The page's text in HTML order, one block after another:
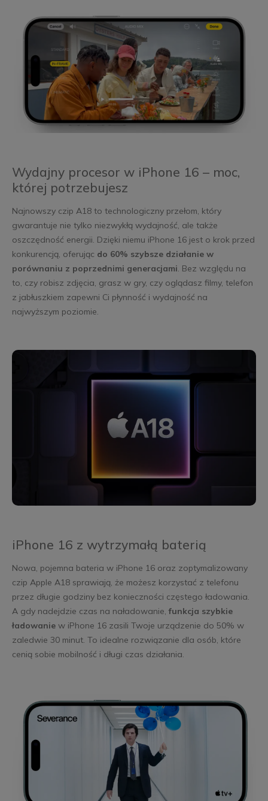
Wydajny procesor w iPhone 16 – moc,
której potrzebujesz
Najnowszy czip A18 to technologiczny przełom, który
gwarantuje nie tylko niezwykłą wydajność, ale także
oszczędność energii. Dzięki niemu iPhone 16 jest o krok przed
konkurencją, oferując do 60% szybsze działanie w
porównaniu z poprzednimi generacjami. Bez względu na
to, czy robisz zdjęcia, grasz w gry, czy oglądasz filmy, telefon
z jabłuszkiem zapewni Ci płynność i wydajność na
najwyższym poziomie.
iPhone 16 z wytrzymałą baterią
Nowa, pojemna bateria w iPhone 16 oraz zoptymalizowany
czip Apple A18 sprawiają, że możesz korzystać z telefonu
przez długie godziny bez konieczności częstego ładowania.
A gdy nadejdzie czas na naładowanie, funkcja szybkie
ładowaniew iPhone 16 zasili Twoje urządzenie do 50% w
zaledwie 30 minut. To idealne rozwiązanie dla osób, które
cenią sobie mobilność i długi czas działania.